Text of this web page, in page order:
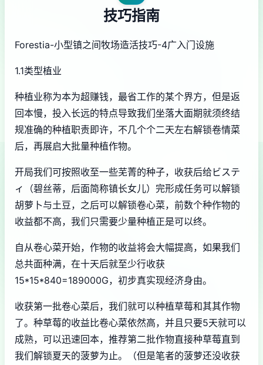
技巧指南
Forestia-小型镇之间牧场造活技巧-4广入门设施
1.1类型植业
种植业称为本为超赚钱，最省工作的某个界方，但是返
回本慢，投入长远的特点导致我们坐落大面期就须终结
规准确的种植职责即许，不几个个二天左右解锁卷情菜
后，再展启大批量种植作物。
开局我们可按照收至一些芜菁的种子，收获后给ビステ
ィ（碧丝蒂，后面简称镇长女儿）完形成任务可以解锁
胡萝卜与土豆，之后可以解锁卷心菜，前数个种作物的
收益都不高，我们只需要少量种植正是可以终。
自从卷心菜开始，作物的收益将会大幅提高，如果我们
总共面种满，在十天后就至少行收获
15*15*840=189000G，初步真实现经济身由。
收获第一批卷心菜后，我们就可以种植草莓和其其作物
了。种草莓的收益比卷心菜依然高，并且只要5天就可以
成熟，可以迅速回本，推荐第二批作物直接种草莓直到
我们解锁夏天的菠萝为止。（但是笔者的菠萝还没收获